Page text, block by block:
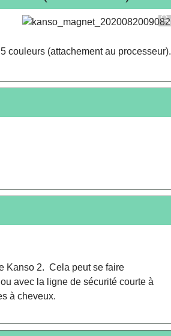
couleurs (attachement au processeur).
Kanso 2. Cela peut se faire
ou avec la ligne de sécurité courte à
à cheveux.